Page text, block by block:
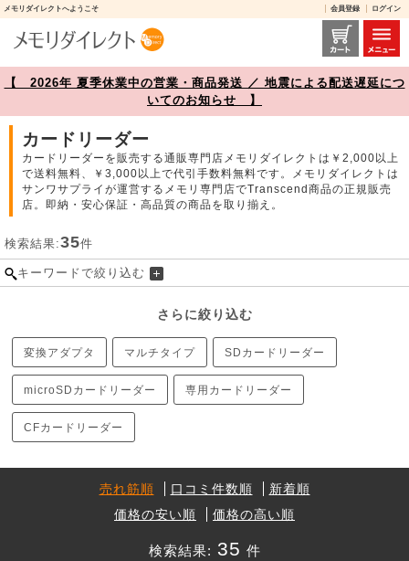
メモリダイレクトへようこそ 会員登録 ログイン
カードリーダー 商品一覧【メモリダイレクト】
【 2026年 夏季休業中の営業・商品発送 ／ 地震による配送遅延につ
いてのお知らせ 】
カードリーダー
カードリーダーを販売する通販専門店メモリダイレクトは￥2,000以上
で送料無料、￥3,000以上で代引手数料無料です。メモリダイレクトは
サンワサプライが運営するメモリ専門店でTranscend商品の正規販売
店。即納・安心保証・高品質の商品を取り揃え。
検索結果:35件
キーワードで絞り込む
さらに絞り込む
変換アダプタ マルチタイプ SDカードリーダー
microSDカードリーダー 専用カードリーダー
CFカードリーダー
売れ筋順 口コミ件数順
新着順
価格の安い順
価格の高い順
検索結果: 35 件